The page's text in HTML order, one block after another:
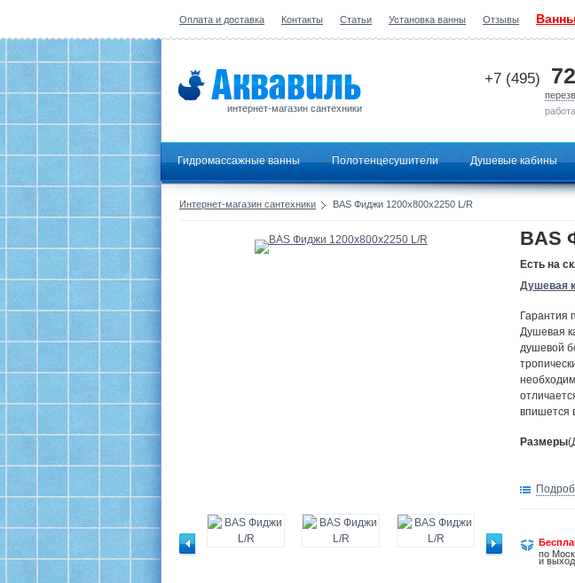
Оплата и доставка Контакты Статьи Установка ванны Отзывы
интернет-магазин сантехники
+7 (495)
Гидромассажные ванны Полотенцесушители Душевые кабины
Интернет-магазин сантехники BAS Фиджи 1200х800х2250 L/R
BAS
Есть на
Душевая
Гарантия
Душевая
душевой
впишется
Размеры
по
и